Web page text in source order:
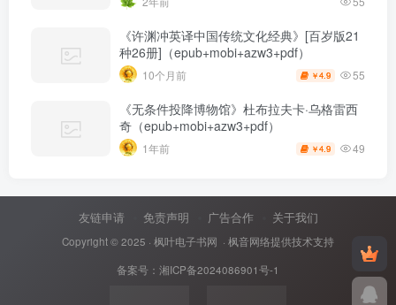
《许渊冲英译中国传统文化经典》[百岁版21
种26册]（epub+mobi+azw3+pdf）
10个月前 ￥4.9 55
《无条件投降博物馆》杜布拉夫卡·乌格雷西
奇（epub+mobi+azw3+pdf）
1年前 ￥4.9 49
友链申请 免责声明 广告合作 关于我们
Copyright © 2025 · 枫叶电子书网 · 枫音网络提供技术支持
备案号： 湘ICP备2024086901号-1